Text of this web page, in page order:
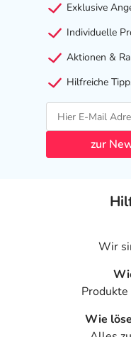
Exklusive
Individuelle
Aktionen &
Hilfreiche
zur
Wir
Wie